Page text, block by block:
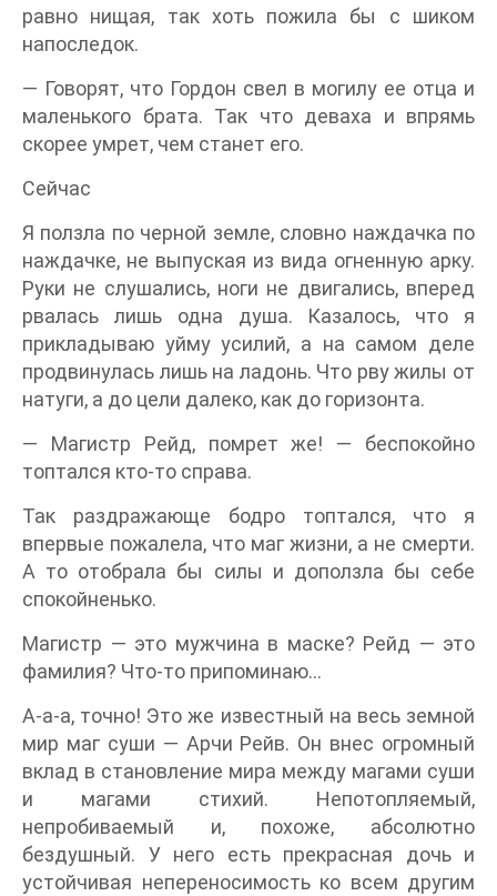
равно нищая, так хоть пожила бы с шиком
напоследок.
— Говорят, что Гордон свел в могилу ее отца и
маленького брата. Так что деваха и впрямь
скорее умрет, чем станет его.
Сейчас
Я ползла по черной земле, словно наждачка по
наждачке, не выпуская из вида огненную арку.
Руки не слушались, ноги не двигались, вперед
рвалась лишь одна душа. Казалось, что я
прикладываю уйму усилий, а на самом деле
продвинулась лишь на ладонь. Что рву жилы от
натуги, а до цели далеко, как до горизонта.
— Магистр Рейд, помрет же! — беспокойно
топтался кто-то справа.
Так раздражающе бодро топтался, что я
впервые пожалела, что маг жизни, а не смерти.
А то отобрала бы силы и доползла бы себе
спокойненько.
Магистр — это мужчина в маске? Рейд — это
фамилия? Что-то припоминаю…
А-а-а, точно! Это же известный на весь земной
мир маг суши — Арчи Рейв. Он внес огромный
вклад в становление мира между магами суши
и магами стихий. Непотопляемый,
непробиваемый и, похоже, абсолютно
бездушный. У него есть прекрасная дочь и
устойчивая непереносимость ко всем другим